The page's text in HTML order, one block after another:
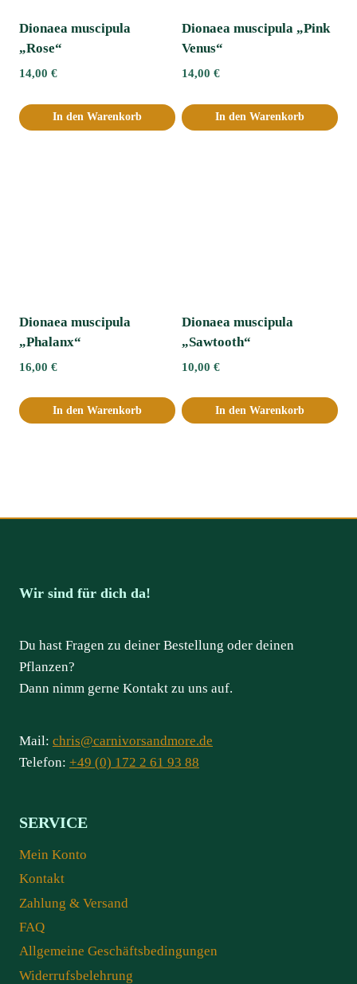
Dionaea muscipula
„Rose“
14,00 €
In den Warenkorb
Dionaea muscipula „Pink
Venus“
14,00 €
In den Warenkorb
Dionaea muscipula
„Phalanx“
16,00 €
In den Warenkorb
Dionaea muscipula
„Sawtooth“
10,00 €
In den Warenkorb
Wir sind für dich da!
Du hast Fragen zu deiner Bestellung oder deinen
Pflanzen?
Dann nimm gerne Kontakt zu uns auf.
Mail: chris@carnivorsandmore.de
Telefon: +49 (0) 172 2 61 93 88
SERVICE
Mein Konto
Kontakt
Zahlung & Versand
FAQ
Allgemeine Geschäftsbedingungen
Widerrufsbelehrung